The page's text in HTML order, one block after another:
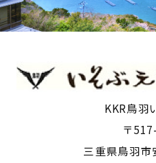
KKR鳥羽
〒
三重県鳥羽